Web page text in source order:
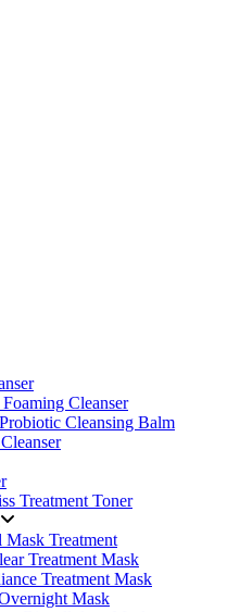
Cleanser
Cleansing Balm
Treatment Toner
Treatment
Treatment Mask
Treatment Mask
Mask